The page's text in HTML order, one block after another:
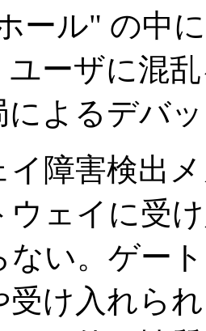
ール" の中
ユーザに混
によるデバ
イ障害検出
ウェイに受
ない。ゲー
受け入れら